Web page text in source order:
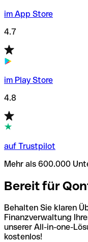
im App Store
4.7
im Play Store
4.8
auf Trustpilot
Mehr als 600.000
Bereit für
Behalten Sie klaren
Finanzverwaltung
unserer All-in-one-
kostenlos!